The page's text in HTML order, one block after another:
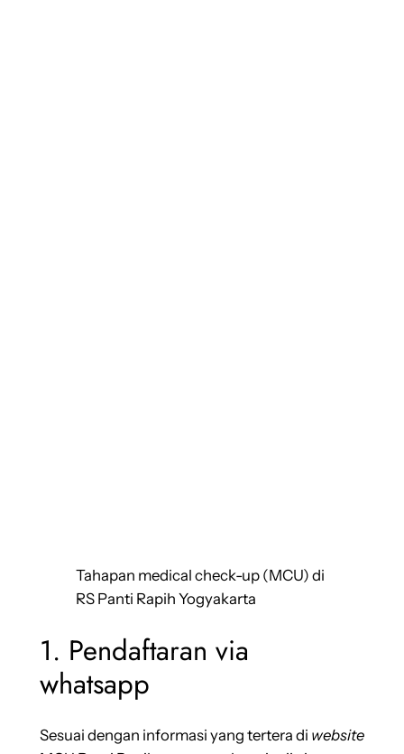
Tahapan medical check-up (MCU) di
RS Panti Rapih Yogyakarta
1. Pendaftaran via
whatsapp
Sesuai dengan informasi yang tertera di website